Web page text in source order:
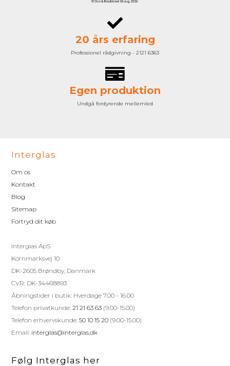
20 års erfaring
Professionel rådgivning - 2121 6363
Egen produktion
Undgå fordyrende mellemled
Interglas
Om os
Kontakt
Blog
Sitemap
Fortryd dit køb
Interglas ApS
Kornmarksvej 10
DK-2605 Brøndby, Danmark
CVR: DK-34468893
Åbningstider i butik: Hverdage 7.00 - 16.00
Telefon privatkunde:21 21 63 63 (9.00-15.00)
Telefon erhvervskunde:50 10 15 20 (9.00-15.00)
Email: interglas@interglas.dk
Følg Interglas her